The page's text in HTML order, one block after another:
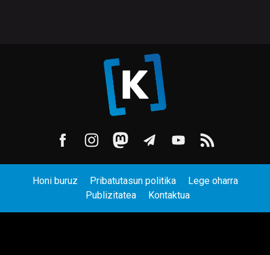
Honi buruz Pribatutasun politika
Lege oharra
Publizitatea
Kontaktua